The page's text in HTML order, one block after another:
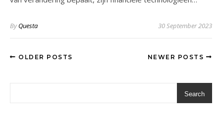
ByQuesta 30 September 2023
OLDER POSTS NEWER POSTS
Search